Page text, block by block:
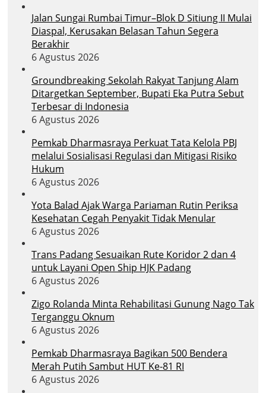
Jalan Sungai Rumbai Timur–Blok D Sitiung II Mulai
Diaspal, Kerusakan Belasan Tahun Segera
Berakhir
6 Agustus 2026
Groundbreaking Sekolah Rakyat Tanjung Alam
Ditargetkan September, Bupati Eka Putra Sebut
Terbesar di Indonesia
6 Agustus 2026
Pemkab Dharmasraya Perkuat Tata Kelola PBJ
melalui Sosialisasi Regulasi dan Mitigasi Risiko
Hukum
6 Agustus 2026
Yota Balad Ajak Warga Pariaman Rutin Periksa
Kesehatan Cegah Penyakit Tidak Menular
6 Agustus 2026
Trans Padang Sesuaikan Rute Koridor 2 dan 4
untuk Layani Open Ship HJK Padang
6 Agustus 2026
Zigo Rolanda Minta Rehabilitasi Gunung Nago Tak
Terganggu Oknum
6 Agustus 2026
Pemkab Dharmasraya Bagikan 500 Bendera
Merah Putih Sambut HUT Ke-81 RI
6 Agustus 2026